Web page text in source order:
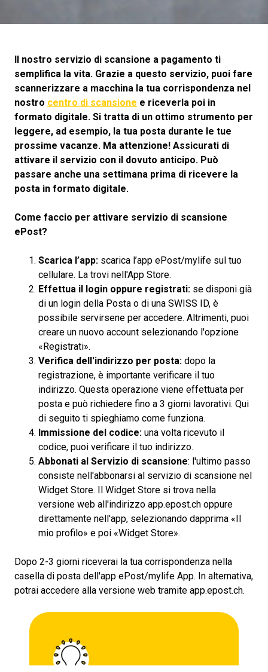
Il nostro servizio di scansione a pagamento ti
semplifica la vita. Grazie a questo servizio, puoi fare
scannerizzare a macchina la tua corrispondenza nel
nostro centro di scansione e riceverla poi in
formato digitale. Si tratta di un ottimo strumento per
leggere, ad esempio, la tua posta durante le tue
prossime vacanze. Ma attenzione! Assicurati di
attivare il servizio con il dovuto anticipo. Può
passare anche una settimana prima di ricevere la
posta in formato digitale.
Come faccio per attivare servizio di scansione
ePost?
Scarica l’app: scarica l’app ePost/mylife sul tuo
cellulare. La trovi nell'App Store.
Effettua il login oppure registrati: se disponi già
di un login della Posta o di una SWISS ID, è
possibile servirsene per accedere. Altrimenti, puoi
creare un nuovo account selezionando l'opzione
«Registrati».
Verifica dell'indirizzo per posta: dopo la
registrazione, è importante verificare il tuo
indirizzo. Questa operazione viene effettuata per
posta e può richiedere fino a 3 giorni lavorativi. Qui
di seguito ti spieghiamo come funziona.
Immissione del codice: una volta ricevuto il
codice, puoi verificare il tuo indirizzo.
Abbonati al Servizio di scansione: l'ultimo passo
consiste nell'abbonarsi al servizio di scansione nel
Widget Store. Il Widget Store si trova nella
versione web all'indirizzo app.epost.ch oppure
direttamente nell'app, selezionando dapprima «Il
mio profilo» e poi «Widget Store».
Dopo 2-3 giorni riceverai la tua corrispondenza nella
casella di posta dell'app ePost/mylife App. In alternativa,
potrai accedere alla versione web tramite app.epost.ch.